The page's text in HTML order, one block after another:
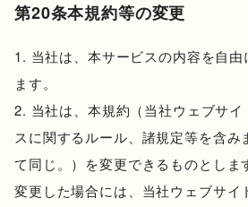
第20条本規約等の変更
当社は、本サービスの内容を自
ます。
当社は、本規約（当社ウェブサ
スに関するルール、諸規定等を含み
て同じ。）を変更できるものとしま
変更した場合には、当社ウェブサイ